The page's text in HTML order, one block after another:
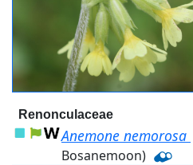
Renonculaceae
Anemone nemorosa
Bosanemoon)